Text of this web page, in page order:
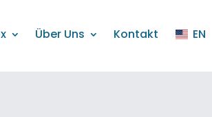
Über Uns Kontakt EN